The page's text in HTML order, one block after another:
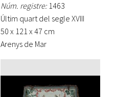
Núm. registre: 1463
Últim quart del segle XVIII
50 x 121 x 47 cm
Arenys de Mar